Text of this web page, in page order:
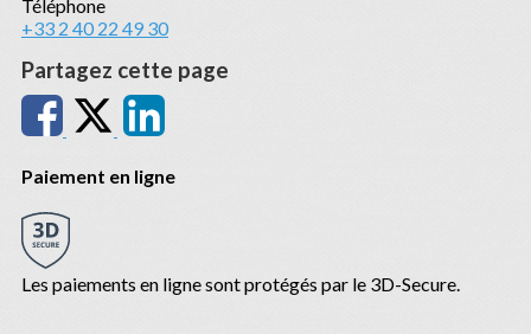
Téléphone
+33 2 40 22 49 30
Partagez cette page
Paiement en ligne
Les paiements en ligne sont protégés par le 3D-Secure.